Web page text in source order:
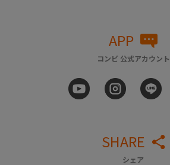
APP
コンビ 公式アカウント
SHARE
シェア